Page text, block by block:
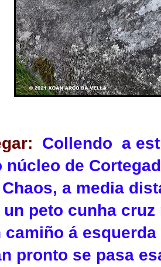
Collendo a
núcleo de
a media
peto cunha
á
pronto se pasa